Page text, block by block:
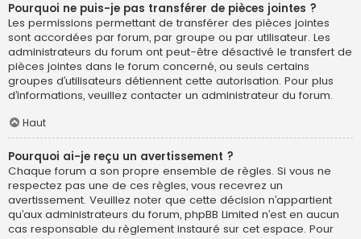
Pourquoi ne puis-je pas transférer de pièces jointes ?
Les permissions permettant de transférer des pièces jointes
sont accordées par forum, par groupe ou par utilisateur. Les
administrateurs du forum ont peut-être désactivé le transfert de
pièces jointes dans le forum concerné, ou seuls certains
groupes d’utilisateurs détiennent cette autorisation. Pour plus
d’informations, veuillez contacter un administrateur du forum.
Haut
Pourquoi ai-je reçu un avertissement ?
Chaque forum a son propre ensemble de règles. Si vous ne
respectez pas une de ces règles, vous recevrez un
avertissement. Veuillez noter que cette décision n’appartient
qu’aux administrateurs du forum, phpBB Limited n’est en aucun
cas responsable du règlement instauré sur cet espace. Pour